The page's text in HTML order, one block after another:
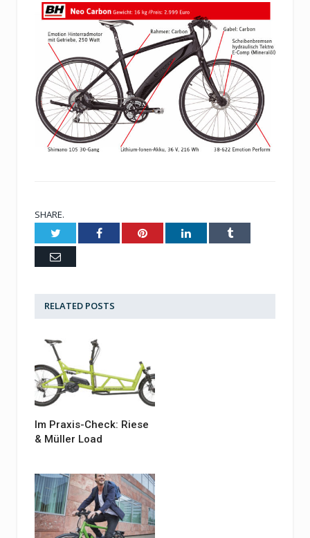
SHARE.
Twitter Facebook Pinterest LinkedIn Tumblr
Email
RELATED POSTS
Im Praxis-Check: Riese
& Müller Load